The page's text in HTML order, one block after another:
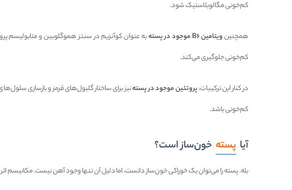
کم‌خونی مگالوبلاستیک شود.
همچنینویتامینB6 موجود در پسته
کم‌خونی جلوگیری می‌کند.
در کنار این ترکیبات،پروتئین موجود در پستهنیز برای ساختار گلبول‌های قرمز و بازسازی
کم‌خونی باشد.
آیا پسته خون‌ساز است؟
بله. پسته را می‌توان یک خوراکی خون‌ساز دانست، اما دلیل آن تنها وجود آهن نیست. مکانیسم